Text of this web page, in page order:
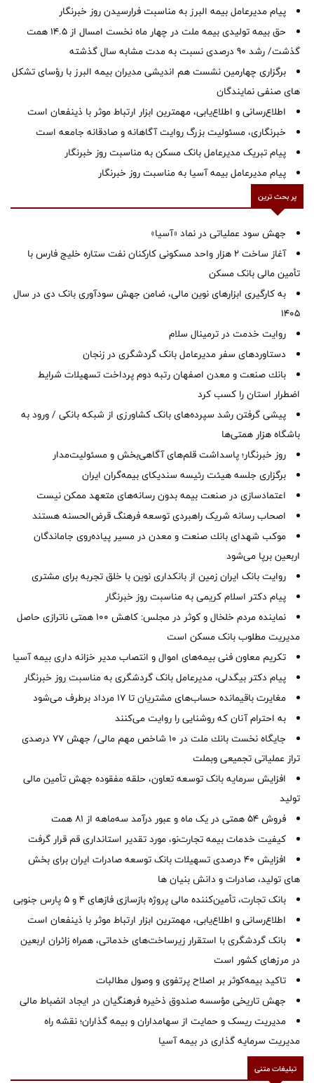
پیام مدیرعامل بیمه البرز به مناسبت فرارسیدن روز خبرنگار
حق بیمه تولیدی بیمه ملت در چهار ماه نخست امسال از 14.5 همت
گذشت/ رشد 90 درصدی نسبت به مدت مشابه سال گذشته
برگزاری چهارمین نشست هم اندیشی مدیران بیمه البرز با رؤسای تشکل
های صنفی نمایندگان
اطلاع‌رسانی و اطلاع‌یابی، مهمترین ابزار ارتباط موثر با ذینفعان است
خبرنگاری، مسئولیت بزرگ روایت آگاهانه و صادقانه جامعه است
پیام تبریک مدیرعامل بانک مسکن به مناسبت روز خبرنگار
پیام مدیرعامل بیمه آسیا به مناسبت روز خبرنگار
پر بحث ترین
جهش سود عملیاتی در نماد «آسیا»
آغاز ساخت ۲ هزار واحد مسکونی کارکنان نفت ستاره خلیج فارس با
تأمین مالی بانک مسکن
به کارگیری ابزارهای نوین مالی، ضامن جهش سودآوری بانک دی در سال
1405
روایت خدمت در ترمینال سلام
دستاوردهای سفر مدیرعامل بانک گردشگری در زنجان
بانك صنعت و معدن اصفهان رتبه دوم پرداخت تسهیلات شرایط
اضطرار استان را كسب كرد
پیشی گرفتن رشد سپرده‌های بانک کشاورزی از شبکه بانکی / ورود به
باشگاه هزار همتی‌ها
روز خبرنگار؛ پاسداشت قلم‌های آگاهی‌بخش و مسئولیت‌مدار
برگزاری جلسه هیئت رئیسه سندیکای بیمه‌گران ایران
اعتمادسازی در صنعت بیمه بدون رسانه‌های متعهد ممکن نیست
اصحاب رسانه شریک راهبردی توسعه فرهنگ قرض‌الحسنه هستند
موكب شهدای بانك صنعت و معدن در مسیر پیاده‌روی جاماندگان
اربعین برپا می‌شود
روایت بانک ایران زمین از بانکداری نوین با خلق تجربه برای مشتری
پیام دکتر اسلام کریمی به مناسبت روز خبرنگار
نماینده مردم خلخال و کوثر در مجلس: کاهش ۱۰۰ همتی ناترازی حاصل
مدیریت مطلوب بانک مسکن است
تکریم معاون فنی بیمه‌های اموال و انتصاب مدیر خزانه داری بیمه آسیا
پیام دکتر بیگدلی، مدیرعامل بانک گردشگری به مناسبت روز خبرنگار
مغایرت‌ باقیمانده حساب‌های مشتریان تا ۱۷ مرداد برطرف می‌شود
به احترام آنان که روشنایی را روایت می‌کنند
جایگاه نخست بانك ملت در 10 شاخص مهم مالی/ جهش 77 درصدی
تراز عملیاتی تجمیعی وبملت
افزایش سرمایه بانک توسعه تعاون، حلقه مفقوده جهش تأمین مالی
تولید
فروش 54 همتی در یک ماه و عبور درآمد سه‌ماهه از 81 همت
کیفیت خدمات بیمه تجارت‌نو، مورد تقدیر استانداری قم قرار گرفت
افزایش 40 درصدی تسهیلات بانک توسعه صادرات ایران برای بخش
های تولید، صادرات و دانش بنیان ها
بانک تجارت، تأمین‌کننده مالی پروژه بازسازی فازهای ۴ و ۵ پارس جنوبی
اطلاع‌رسانی و اطلاع‌یابی، مهمترین ابزار ارتباط موثر با ذینفعان است
بانک گردشگری با استقرار زیرساخت‌های خدماتی، همراه زائران اربعین
در مرزهای کشور است
تاکید بیمه‌کوثر بر اصلاح پرتفوی و وصول مطالبات ‌
جهش تاریخی مؤسسه صندوق ذخیره فرهنگیان در ایجاد انضباط مالی
مدیریت ریسک و حمایت از سهامداران و بیمه گذاران؛ نقشه راه
مدیریت سرمایه گذاری در بیمه آسیا
تبلیغات متنی